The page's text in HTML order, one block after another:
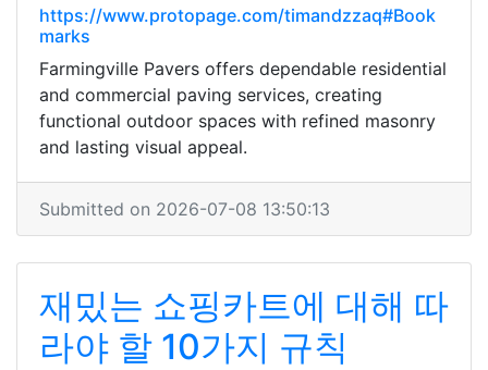
https://www.protopage.com/timandzzaq#Book
marks
Farmingville Pavers offers dependable residential
and commercial paving services, creating
functional outdoor spaces with refined masonry
and lasting visual appeal.
Submitted on 2026-07-08 13:50:13
재밌는 쇼핑카트에 대해 따
라야 할 10가지 규칙